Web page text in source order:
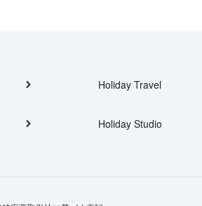
Holiday Travel
Holiday Studio